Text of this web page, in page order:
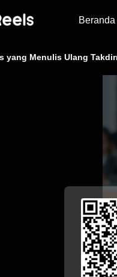
Beranda
yang Menulis Ulang